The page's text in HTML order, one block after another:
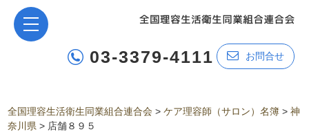
03-3379-4111 お問合せ
全国理容生活衛生同業組合連合会 >ケア理容師（サロン）名簿 >神
奈川県 > 店舗８９５